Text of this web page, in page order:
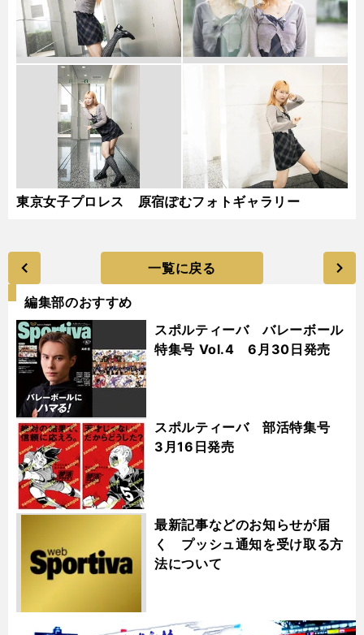
東京女子プロレス 原宿ぽむフォトギャラリー
一覧に戻る
編集部のおすすめ
スポルティーバ バレーボール
特集号 Vol.4 6月30日発売
スポルティーバ 部活特集号
3月16日発売
最新記事などのお知らせが届
く プッシュ通知を受け取る方
法について